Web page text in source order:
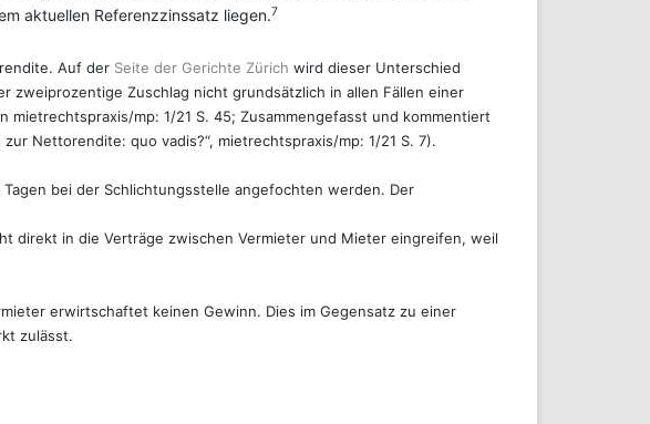
aktuellen Referenzzinssatz liegen.7
Auf der Seite der Gerichte Zürich wird dieser Unterschied
zweiprozentige Zuschlag nicht grundsätzlich in allen Fällen einer
mietrechtspraxis/mp: 1/21 S. 45; Zusammengefasst und kommentiert
Nettorendite: quo vadis?“, mietrechtspraxis/mp: 1/21 S. 7).
bei der Schlichtungsstelle angefochten werden. Der
direkt in die Verträge zwischen Vermieter und Mieter eingreifen, weil
erwirtschaftet keinen Gewinn. Dies im Gegensatz zu einer
zulässt.